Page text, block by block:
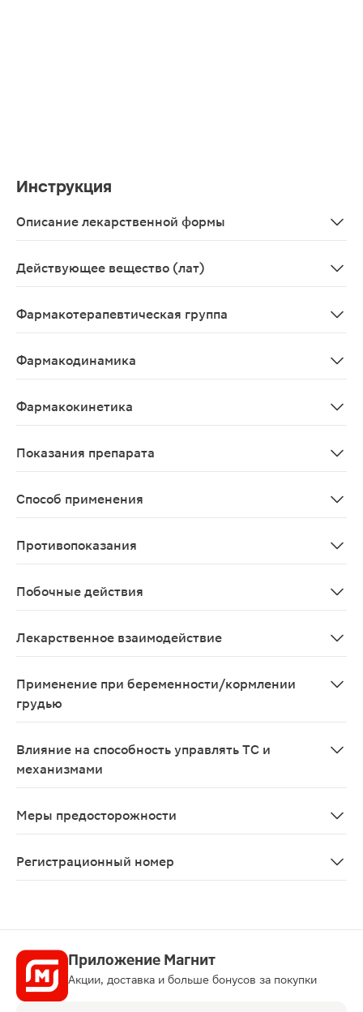
Инструкция
Описание лекарственной формы
Действующее вещество (лат)
Фармакотерапевтическая группа
Фармакодинамика
Фармакокинетика
Показания препарата
Способ применения
Противопоказания
Побочные действия
Лекарственное взаимодействие
Применение при беременности/кормлении
грудью
Влияние на способность управлять ТС и
механизмами
Меры предосторожности
Регистрационный номер
Приложение Магнит
Акции, доставка и больше бонусов за покупки